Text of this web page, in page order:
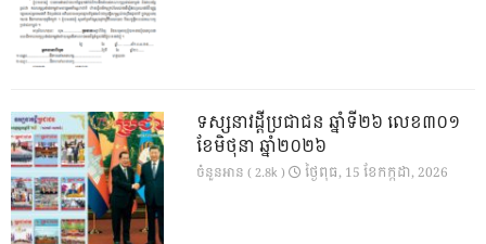
ទស្សនាវដ្ដីប្រជាជន ឆ្នាំទី២៦ លេខ៣០១
ខែមិថុនា ឆ្នាំ២០២៦
ចំនួនអាន ( 2.8k ) ថ្ងៃ​ពុធ, 15 ខែ​កក្កដា, 2026